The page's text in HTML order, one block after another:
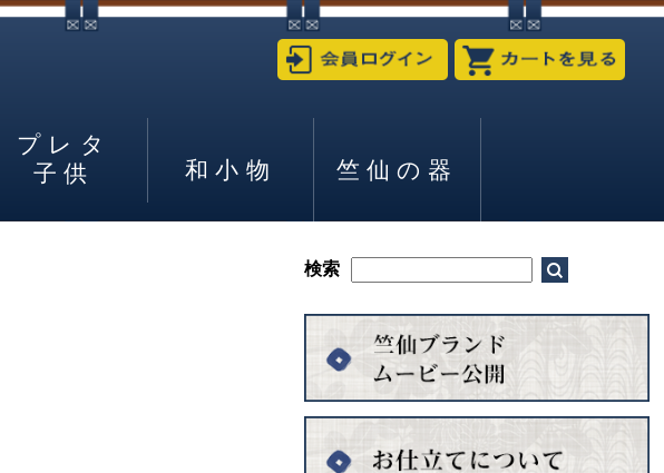
プレタ
子供
和小物 竺仙の器